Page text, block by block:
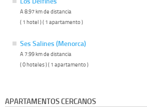
A 8.97 km de distancia
( 1 hotel ) ( 1 apartamento )
Ses Salines (Menorca)
A 7.99 km de distancia
( 0 hoteles ) ( 1 apartamento )
APARTAMENTOS CERCANOS